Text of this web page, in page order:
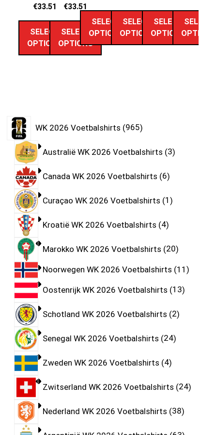
€33.51
SELECT
OPTIONS
€33.51
SELECT
OPTIONS
SELECT
OPTIONS
SELECT
OPTIONS
SELECT
OPTIONS
SELECT
OPTIONS
WK 2026 Voetbalshirts 965
Australië WK 2026 Voetbalshirts 3
Canada WK 2026 Voetbalshirts 6
Curaçao WK 2026 Voetbalshirts 1
Kroatië WK 2026 Voetbalshirts 4
Marokko WK 2026 Voetbalshirts 20
Noorwegen WK 2026 Voetbalshirts 11
Oostenrijk WK 2026 Voetbalshirts 13
Schotland WK 2026 Voetbalshirts 2
Senegal WK 2026 Voetbalshirts 24
Zweden WK 2026 Voetbalshirts 4
Zwitserland WK 2026 Voetbalshirts 24
Nederland WK 2026 Voetbalshirts 38